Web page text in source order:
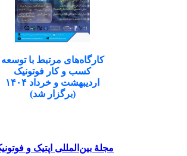
کارگاه‌های مرتبط با توسعه
کسب و کار فوتونیک
اردیبهشت و خرداد ۱۴۰۴
(برگزار شد)
مجلۀ بین‌المللی اپتیک و فوتونیک